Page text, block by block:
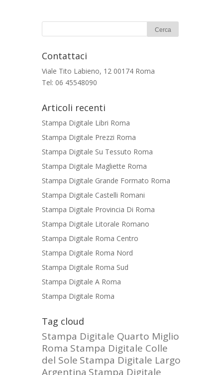
Contattaci
Viale Tito Labieno, 12 00174 Roma
Tel: 06 45548090
Articoli recenti
Stampa Digitale Libri Roma
Stampa Digitale Prezzi Roma
Stampa Digitale Su Tessuto Roma
Stampa Digitale Magliette Roma
Stampa Digitale Grande Formato Roma
Stampa Digitale Castelli Romani
Stampa Digitale Provincia Di Roma
Stampa Digitale Litorale Romano
Stampa Digitale Roma Centro
Stampa Digitale Roma Nord
Stampa Digitale Roma Sud
Stampa Digitale A Roma
Stampa Digitale Roma
Tag cloud
Stampa Digitale Quarto Miglio
Roma Stampa Digitale Colle
del Sole Stampa Digitale Largo
Argentina Stampa Digitale